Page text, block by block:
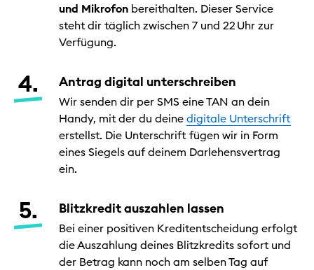
und Mikrofon bereithalten. Dieser Service
steht dir täglich zwischen 7 und 22 Uhr zur
Verfügung.
Antrag digital unterschreiben
Wir senden dir per SMS eine TAN an dein
Handy, mit der du deine digitale Unterschrift
erstellst. Die Unterschrift fügen wir in Form
eines Siegels auf deinem Darlehensvertrag
ein.
Blitzkredit auszahlen lassen
Bei einer positiven Kreditentscheidung erfolgt
die Auszahlung deines Blitzkredits sofort und
der Betrag kann noch am selben Tag auf